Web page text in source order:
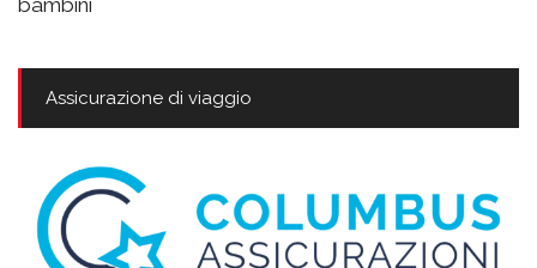
Assicurazione di viaggio